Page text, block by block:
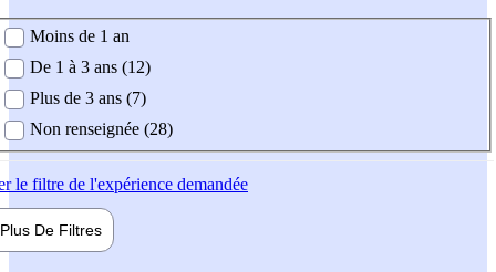
demandée
Moins de 1 an
De 1 à 3 ans (12)
Plus de 3 ans (7)
Non renseignée (28)
le filtre de l'expérience demandée
Plus De Filtres